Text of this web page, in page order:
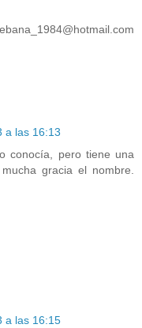
a las 16:13
conocía, pero tiene una
gracia el nombre.
a las 16:15